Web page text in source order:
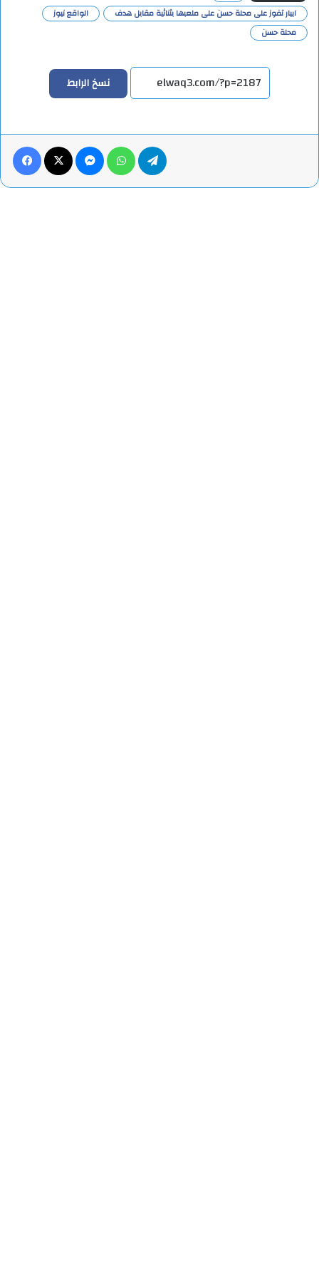
ابيار تفوز على محلة حسن على ملعبها بثنائية مقابل هدف
الواقع نيوز
محلة حسن
نسخ الرابط
ماسنجر واتساب تيلقرام